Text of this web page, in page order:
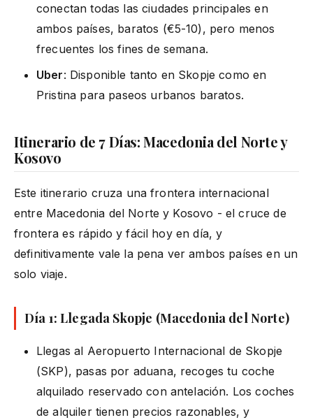
conectan todas las ciudades principales en
ambos países, baratos (€5-10), pero menos
frecuentes los fines de semana.
Uber: Disponible tanto en Skopje como en
Pristina para paseos urbanos baratos.
Itinerario de 7 Días: Macedonia del Norte y
Kosovo
Este itinerario cruza una frontera internacional
entre Macedonia del Norte y Kosovo - el cruce de
frontera es rápido y fácil hoy en día, y
definitivamente vale la pena ver ambos países en un
solo viaje.
Día 1: Llegada Skopje (Macedonia del Norte)
Llegas al Aeropuerto Internacional de Skopje
(SKP), pasas por aduana, recoges tu coche
alquilado reservado con antelación. Los coches
de alquiler tienen precios razonables, y